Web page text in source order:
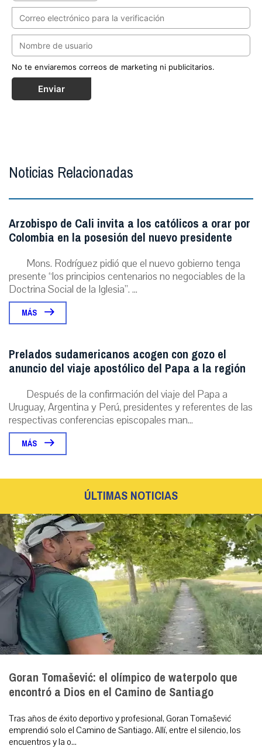
No te enviaremos correos de marketing ni publicitarios.
Enviar
Noticias Relacionadas
Arzobispo de Cali invita a los católicos a orar por
Colombia en la posesión del nuevo presidente
Mons. Rodríguez pidió que el nuevo gobierno tenga
presente “los principios centenarios no negociables de la
Doctrina Social de la Iglesia”. ...
MÁS
Prelados sudamericanos acogen con gozo el
anuncio del viaje apostólico del Papa a la región
Después de la confirmación del viaje del Papa a
Uruguay, Argentina y Perú, presidentes y referentes de las
respectivas conferencias episcopales man...
MÁS
ÚLTIMAS NOTICIAS
Goran Tomašević: el olímpico de waterpolo que
encontró a Dios en el Camino de Santiago
Tras años de éxito deportivo y profesional, Goran Tomašević
emprendió solo el Camino de Santiago. Allí, entre el silencio, los
encuentros y la o...